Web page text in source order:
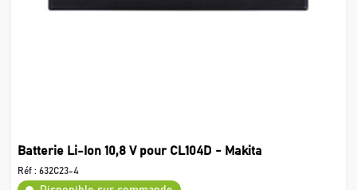
Batterie Li-Ion 10,8 V pour CL104D - Makita
Réf : 632C23-4